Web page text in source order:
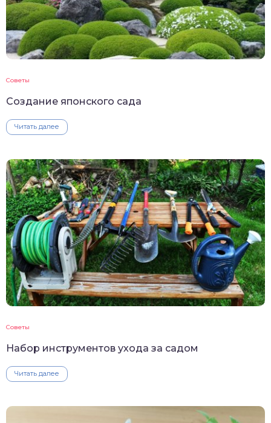
Советы
Создание японского сада
Читать далее
Советы
Набор инструментов ухода за садом
Читать далее